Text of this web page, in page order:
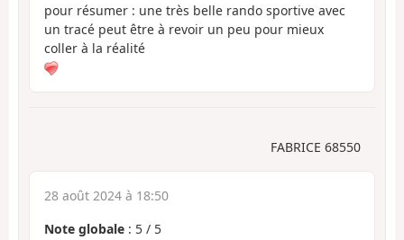
pour résumer : une très belle rando sportive avec
un tracé peut être à revoir un peu pour mieux
coller à la réalité
FABRICE 68550
28 août 2024 à 18:50
Note globale : 5 / 5